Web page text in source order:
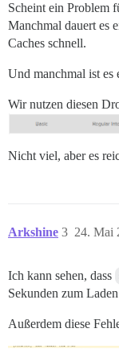
Scheint ein Problem
Manchmal dauert es
Caches schnell.
Und manchmal ist es
Wir nutzen diesen
Nicht viel, aber es
Arkshine 24. Mai
3
Ich kann sehen, dass
Sekunden zum
Außerdem diese